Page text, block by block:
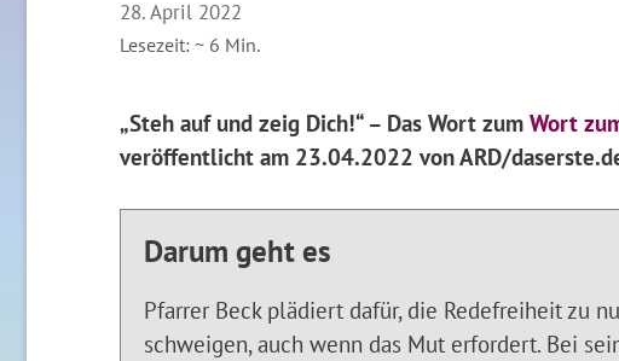
28. April 2022
Lesezeit: ~ 6 Min.
„Steh auf und zeig Dich!“ – Das Wort zum Wort
veröffentlicht am 23.04.2022 von ARD/
Darum geht es
Pfarrer Beck plädiert dafür, die Redefreiheit zu
schweigen, auch wenn das Mut erfordert. Bei